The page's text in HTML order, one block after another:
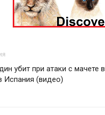
убит при атаки с мачете в
Испания (видео)